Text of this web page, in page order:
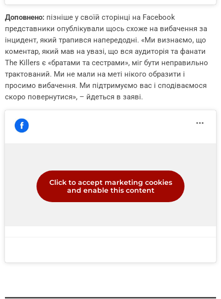
Доповнено: пізніше у своїй сторінці на Facebook
представники опублікували щось схоже на вибачення за
інцидент, який трапився напередодні. «Ми визнаємо, що
коментар, який мав на увазі, що вся аудиторія та фанати
The Killers є «братами та сестрами», міг бути неправильно
трактований. Ми не мали на меті нікого образити і
просимо вибачення. Ми підтримуємо вас і сподіваємося
скоро повернутися», – йдеться в заяві.
Click to accept marketing cookies
and enable this content